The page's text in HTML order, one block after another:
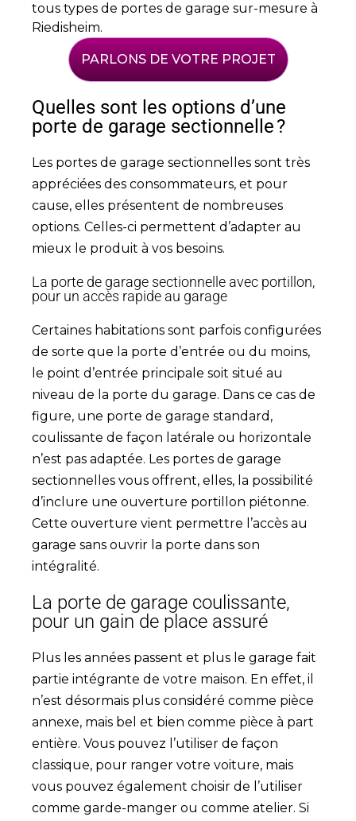
tous types de portes de garage sur-mesure à
Riedisheim.
PARLONS DE VOTRE PROJET
Quelles sont les options d’une
porte de garage sectionnelle ?
Les portes de garage sectionnelles sont très
appréciées des consommateurs, et pour
cause, elles présentent de nombreuses
options. Celles-ci permettent d’adapter au
mieux le produit à vos besoins.
La porte de garage sectionnelle avec portillon,
pour un accès rapide au garage
Certaines habitations sont parfois configurées
de sorte que la porte d’entrée ou du moins,
le point d’entrée principale soit situé au
niveau de la porte du garage. Dans ce cas de
figure, une porte de garage standard,
coulissante de façon latérale ou horizontale
n’est pas adaptée. Les portes de garage
sectionnelles vous offrent, elles, la possibilité
d’inclure une ouverture portillon piétonne.
Cette ouverture vient permettre l’accès au
garage sans ouvrir la porte dans son
intégralité.
La porte de garage coulissante,
pour un gain de place assuré
Plus les années passent et plus le garage fait
partie intégrante de votre maison. En effet, il
n’est désormais plus considéré comme pièce
annexe, mais bel et bien comme pièce à part
entière. Vous pouvez l’utiliser de façon
classique, pour ranger votre voiture, mais
vous pouvez également choisir de l’utiliser
comme garde-manger ou comme atelier. Si